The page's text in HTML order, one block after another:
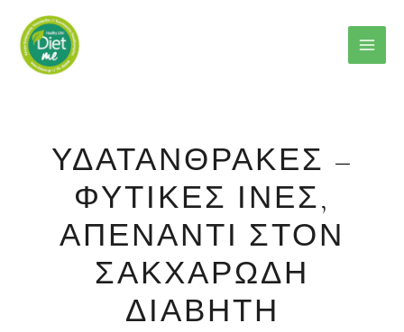
Μετάβαση
στο
περιεχόμενο
ΥΔΑΤΆΝΘΡΑΚΕΣ –
ΦΥΤΙΚΈΣ ΊΝΕΣ,
ΑΠΈΝΑΝΤΙ ΣΤΟΝ
ΣΑΚΧΑΡΏΔΗ
ΔΙΑΒΉΤΗ